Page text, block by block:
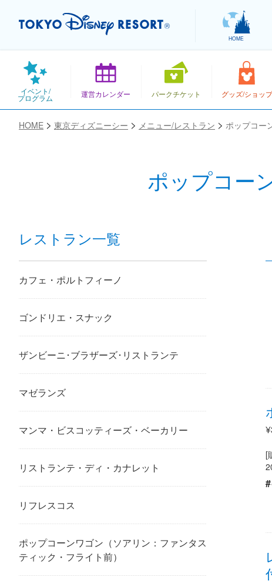
HOME
イベント/
プログラム 運営カレンダー パークチケット グッズ/ショップ
HOME 東京ディズニーシー メニュー/レストラン ポップコー
ポップコー
お気に入り
[
レストラン一覧
カフェ・ポルトフィーノ
ゴンドリエ・スナック
ザンビーニ･ブラザーズ･リストランテ
マゼランズ
マンマ・ビスコッティーズ・ベーカリー
リストランテ・ディ・カナレット
リフレスコス
ポップコーンワゴン（ソアリン：ファンタス
ティック・フライト前）